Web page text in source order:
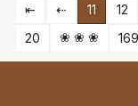
⇤ ⇠ 11 12
20
❀ ❀ ❀ 169